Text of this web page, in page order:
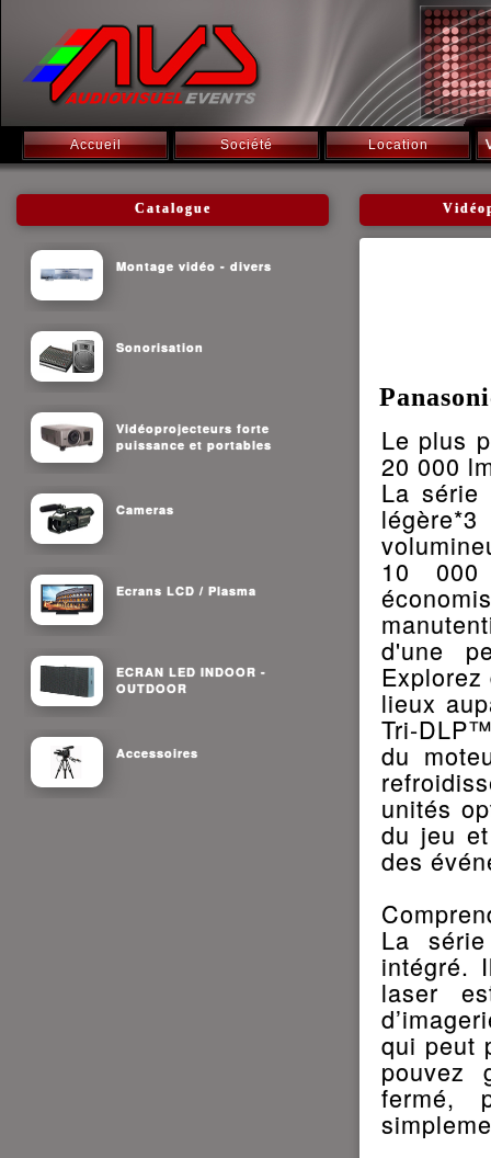
Accueil Société Location
Catalogue
Montage vidéo - divers
Sonorisation
Vidéoprojecteurs forte
puissance et portables
Cameras
Ecrans LCD / Plasma
ECRAN LED INDOOR -
OUTDOOR
Accessoires
Le plus
20 000
La
10 000
d'une
lieux
Tri-
du
unités
du jeu
des
La
intégré.
laser
qui peut
pouvez
fermé,